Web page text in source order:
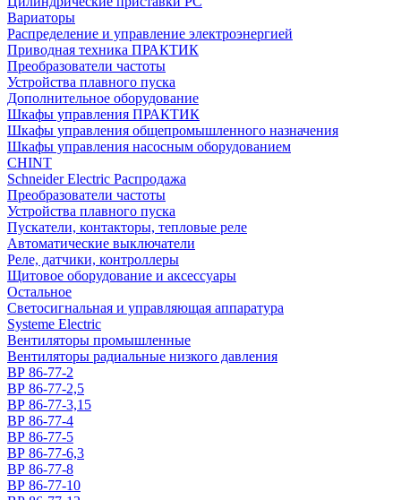
Вариаторы
Распределение и управление электроэнергией
Приводная техника ПРАКТИК
Преобразователи частоты
Устройства плавного пуска
Дополнительное оборудование
Шкафы управления ПРАКТИК
Шкафы управления общепромышленного назначения
Шкафы управления насосным оборудованием
CHINT
Schneider Electric Распродажа
Преобразователи частоты
Устройства плавного пуска
Пускатели, контакторы, тепловые реле
Автоматические выключатели
Реле, датчики, контроллеры
Щитовое оборудование и аксессуары
Остальное
Светосигнальная и управляющая аппаратура
Systeme Electric
Вентиляторы промышленные
Вентиляторы радиальные низкого давления
ВР 86-77-2
ВР 86-77-2,5
ВР 86-77-3,15
ВР 86-77-4
ВР 86-77-5
ВР 86-77-6,3
ВР 86-77-8
ВР 86-77-10